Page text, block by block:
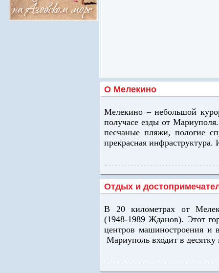
О Мелекино
Мелекино – небольшой
получасе езды от
песчаные пляжи, пологие
прекрасная
Отдых и
В 20 километрах от
(1948-1989 Жданов). Этот
центров машиностроения
Мариуполь входит в